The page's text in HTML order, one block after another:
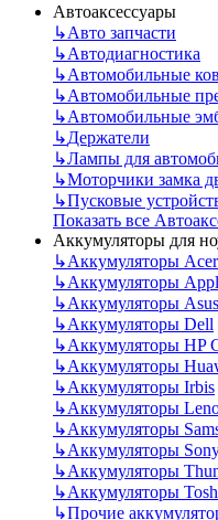
Автоаксессуары
↳Авто запчасти
↳Автодиагностика
↳Автомобильные
↳Автомобильные
↳Автомобильные
↳Держатели
↳Лампы для
↳Моторчики замка
↳Пусковые
Показать все
Аккумуляторы для
↳Аккумуляторы
↳Аккумуляторы
↳Аккумуляторы Asus
↳Аккумуляторы Dell
↳Аккумуляторы HP
↳Аккумуляторы
↳Аккумуляторы Irbis
↳Аккумуляторы
↳Аккумуляторы
↳Аккумуляторы
↳Аккумуляторы
↳Аккумуляторы
↳Прочие